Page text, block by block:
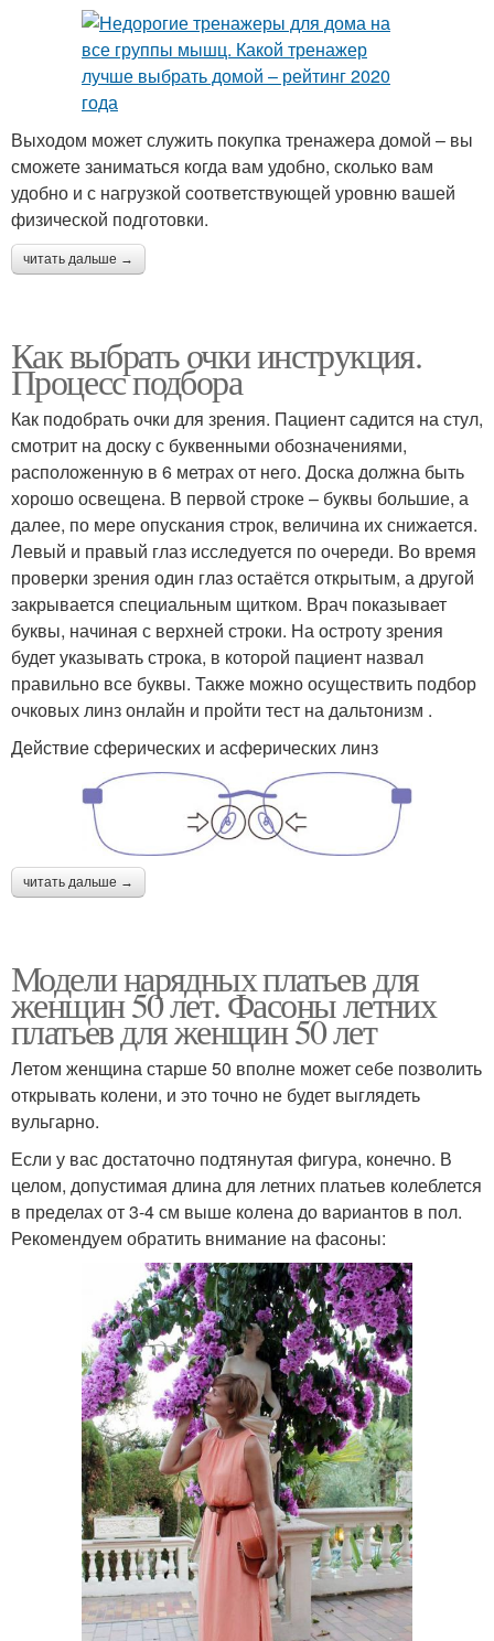
Выходом может служить покупка тренажера домой – вы
сможете заниматься когда вам удобно, сколько вам
удобно и с нагрузкой соответствующей уровню вашей
физической подготовки.
читать дальше →
Как выбрать очки инструкция.
Процесс подбора
Как подобрать очки для зрения. Пациент садится на стул,
смотрит на доску с буквенными обозначениями,
расположенную в 6 метрах от него. Доска должна быть
хорошо освещена. В первой строке – буквы большие, а
далее, по мере опускания строк, величина их снижается.
Левый и правый глаз исследуется по очереди. Во время
проверки зрения один глаз остаётся открытым, а другой
закрывается специальным щитком. Врач показывает
буквы, начиная с верхней строки. На остроту зрения
будет указывать строка, в которой пациент назвал
правильно все буквы. Также можно осуществить подбор
очковых линз онлайн и пройти тест на дальтонизм .
Действие сферических и асферических линз
читать дальше →
Модели нарядных платьев для
женщин 50 лет. Фасоны летних
платьев для женщин 50 лет
Летом женщина старше 50 вполне может себе позволить
открывать колени, и это точно не будет выглядеть
вульгарно.
Если у вас достаточно подтянутая фигура, конечно. В
целом, допустимая длина для летних платьев колеблется
в пределах от 3-4 см выше колена до вариантов в пол.
Рекомендуем обратить внимание на фасоны: